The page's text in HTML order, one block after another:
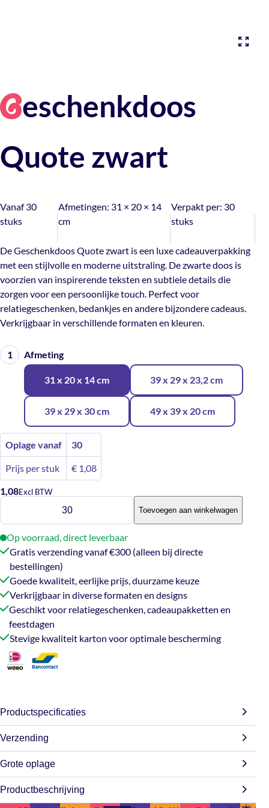
Geschenkdoos
Quote zwart
Vanaf 30
stuks
Afmetingen: 31 × 20 × 14
cm
Verpakt per: 30
stuks
De Geschenkdoos Quote zwart is een luxe cadeauverpakking
met een stijlvolle en moderne uitstraling. De zwarte doos is
voorzien van inspirerende teksten en subtiele details die
zorgen voor een persoonlijke touch. Perfect voor
relatiegeschenken, bedankjes en andere bijzondere cadeaus.
Verkrijgbaar in verschillende formaten en kleuren.
Afmeting
31 x 20 x 14 cm 39 x 29 x 23,2 cm
39 x 29 x 30 cm 49 x 39 x 20 cm
Oplage vanaf 30
Prijs per stuk €1,08
1,08Excl BTW
Geschenkdoos
aantal
Toevoegen aan winkelwagen
Op voorraad, direct leverbaar
Gratis verzending vanaf €300 (alleen bij directe
bestellingen)
Goede kwaliteit, eerlijke prijs, duurzame keuze
Verkrijgbaar in diverse formaten en designs
Geschikt voor relatiegeschenken, cadeaupakketten en
feestdagen
Stevige kwaliteit karton voor optimale bescherming
Productspecificaties
Afmetingen 31 × 20 × 14 cm
Afmeting
Verzending
Wij doen ons best om jouw bestelling zo snel mogelijk te
meestal binnen 2-3 werkdagen de deur uit (m.u.v. de
Grote oplage
Op zoek naar grotere aantallen? Wij leveren ruime volumes
Productbeschrijving